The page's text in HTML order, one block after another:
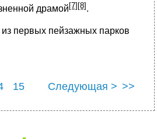
драмой[7][8].
первых пейзажных парков
15
Следующая > >>